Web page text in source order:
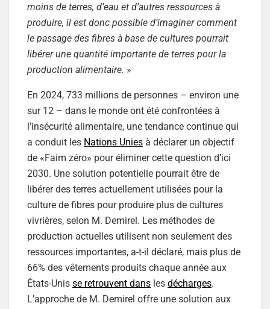
moins de terres, d’eau et d’autres ressources à
produire, il est donc possible d’imaginer comment
le passage des fibres à base de cultures pourrait
libérer une quantité importante de terres pour la
production alimentaire. »
En 2024, 733 millions de personnes – environ une
sur 12 – dans le monde ont été confrontées à
l’insécurité alimentaire, une tendance continue qui
a conduit les Nations Unies à déclarer un objectif
de «Faim zéro» pour éliminer cette question d’ici
2030. Une solution potentielle pourrait être de
libérer des terres actuellement utilisées pour la
culture de fibres pour produire plus de cultures
vivrières, selon M. Demirel. Les méthodes de
production actuelles utilisent non seulement des
ressources importantes, a-t-il déclaré, mais plus de
66% des vêtements produits chaque année aux
États-Unis se retrouvent dans les décharges.
L’approche de M. Demirel offre une solution aux